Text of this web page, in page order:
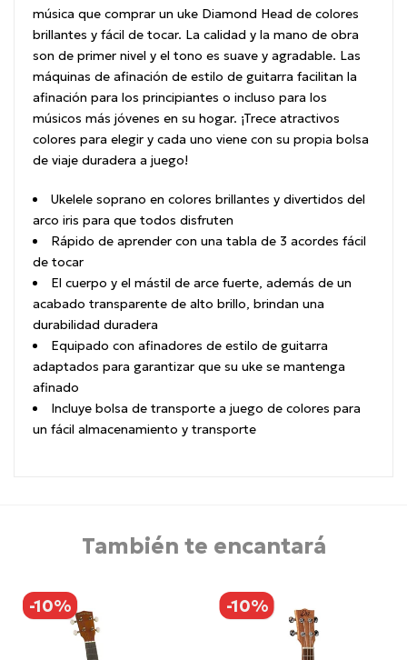
música que comprar un uke Diamond Head de colores
brillantes y fácil de tocar. La calidad y la mano de obra
son de primer nivel y el tono es suave y agradable. Las
máquinas de afinación de estilo de guitarra facilitan la
afinación para los principiantes o incluso para los
músicos más jóvenes en su hogar. ¡Trece atractivos
colores para elegir y cada uno viene con su propia bolsa
de viaje duradera a juego!
Ukelele soprano en colores brillantes y divertidos del
arco iris para que todos disfruten
Rápido de aprender con una tabla de 3 acordes fácil
de tocar
El cuerpo y el mástil de arce fuerte, además de un
acabado transparente de alto brillo, brindan una
durabilidad duradera
Equipado con afinadores de estilo de guitarra
adaptados para garantizar que su uke se mantenga
afinado
Incluye bolsa de transporte a juego de colores para
un fácil almacenamiento y transporte
También te encantará
-10% -10%